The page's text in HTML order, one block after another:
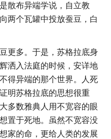
散布异端学说，自立教
两个瓦罐中投放蚕豆，白
更多。于是，苏格拉底身
洒入法庭的时候，安详地
得异端的那个世界。人死
明苏格拉底的思想很重
多数雅典人用不宽容的眼
置于死地。虽然不宽容没
家的命，更给人类的发展